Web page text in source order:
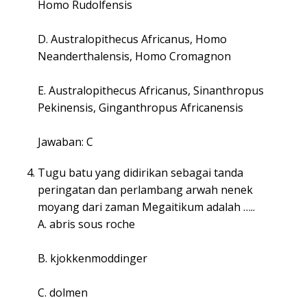
Homo Rudolfensis
D. Australopithecus Africanus, Homo
Neanderthalensis, Homo Cromagnon
E. Australopithecus Africanus, Sinanthropus
Pekinensis, Ginganthropus Africanensis
Jawaban: C
Tugu batu yang didirikan sebagai tanda
peringatan dan perlambang arwah nenek
moyang dari zaman Megaitikum adalah …..
A. abris sous roche
B. kjokkenmoddinger
C. dolmen